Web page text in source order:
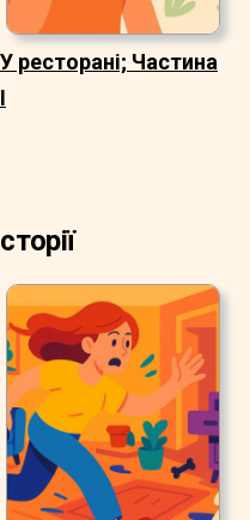
У ресторані; Частина
I